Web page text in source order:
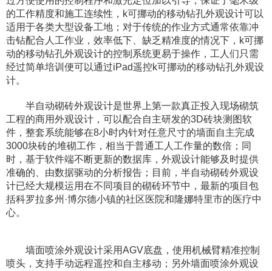
的工作精度和施工连续性，k可挪动的移动钻孔外观设计可以
适用于各类大型设备工地；对于传统的作业方式通常依靠冲
击钻配合人工作业，效率低下、缺乏精准度的情况下，k可挪
动的移动钻孔外观设计的控制系统更易于操作，工人们只需
经过简单培训便可以通过iPad遥控k可挪动的移动钻孔外观设
计。
​ ​半自动砌砖外观设计是世界上第一款真正投入现场砌筑
工程的商用外观设计，可以配合自主研发的3D砖块测图软
件，整套系统能够在8小时内针对任意尺寸的墙面自主完成
3000块砖的堆砌工作，相当于普通工人工作量的数倍；同
时，基于软件端不断更新的数据库，外观设计能够及时提供
准确的、由数据驱动的分析报告；目前，半自动砌砖外观设
计已经大规模运用在不同项目的砌砖环节中，最新的项目包
括科罗拉多州·博尔德小镇的社区医院和隆娜特里市的医疗中
心。
​ ​墙面喷涂外观设计采用AGV底盘，使用机械臂精准控制
喷头，支持手动远程遥控和自主移动；另外墙面喷涂外观设